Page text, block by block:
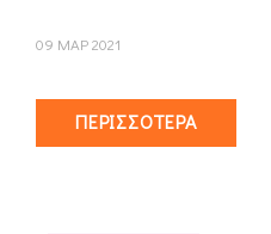
09 ΜΑΡ 2021
ΠΕΡΙΣΣΌΤΕΡΑ